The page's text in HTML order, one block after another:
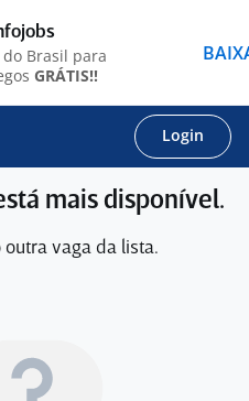
Login
mais disponível.
outra vaga da lista.
do Brasil para
GRÁTIS!!